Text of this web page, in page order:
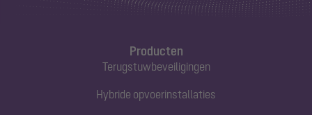
Producten
Terugstuwbeveiligingen
Hybride opvoerinstallaties